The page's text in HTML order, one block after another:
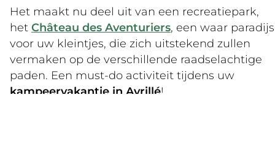
Het maakt nu deel uit van een recreatiepark,
het Château des Aventuriers, een waar paradijs
voor uw kleintjes, die zich uitstekend zullen
vermaken op de verschillende raadselachtige
paden. Een must-do activiteit tijdens uw
kampeervakantie in Avrillé!